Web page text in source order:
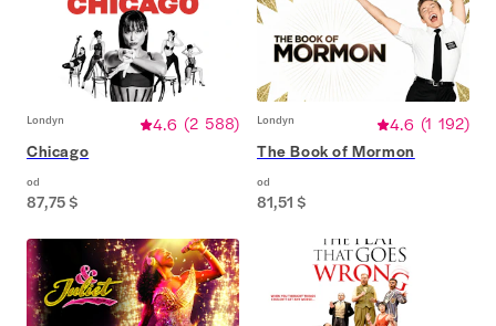
Londyn 4.6 (2 588)
Chicago
od
87,75 $
Londyn 4.6 (1 192)
The Book of Mormon
od
81,51 $